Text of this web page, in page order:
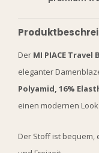
Der MI PIACE Travel
eleganter
Polyamid, 16%
einen modernen Look.
Der Stoff ist bequem,